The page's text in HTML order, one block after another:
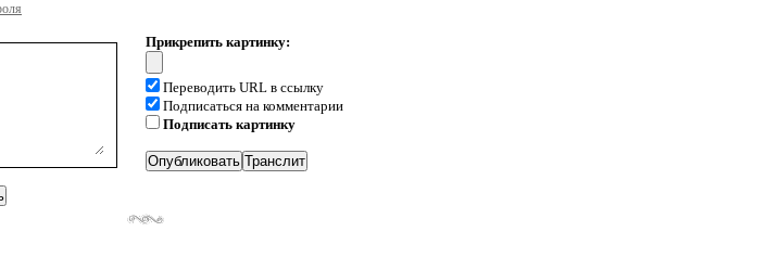
Прикрепить картинку:
Переводить URL в ссылку
Подписаться на комментарии
Подписать картинку